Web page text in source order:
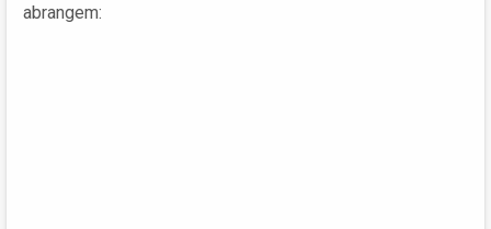
abrangem: